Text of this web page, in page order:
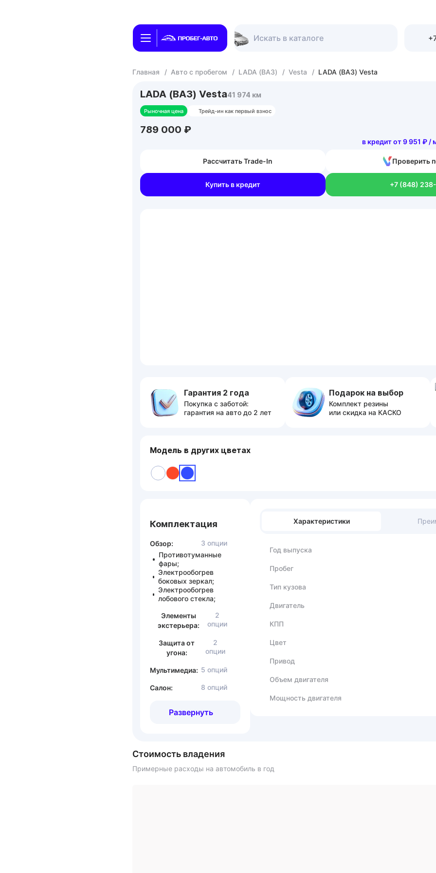
Главная / Авто с пробегом / LADA (ВАЗ) / Vesta / LADA (ВАЗ) Vesta
LADA (ВАЗ) Vesta41 974 км
Рыночная цена Трейд-ин как первый взнос
789 000 ₽
в кредит от 9 951 ₽ /
Рассчитать Trade-In Проверить
Купить в кредит +7 (848)
Гарантия 2 года
Покупка с заботой:
гарантия на авто до 2 лет
Подарок на выбор
Комплект резины
или скидка на КАСКО
Модель в других цветах
Комплектация
Обзор:
3 опции
Противотуманные
фары;
Электрообогрев
боковых зеркал;
Электрообогрев
лобового стекла;
Элементы
экстерьера:
2
опции
Защита от
угона:
2
опции
Мультимедиа: 5 опций
Салон: 8 опций
Развернуть
Характеристики
Год выпуска
Пробег
Тип кузова
Двигатель
КПП
Цвет
Привод
Объем двигателя
Мощность двигателя
Стоимость владения
Примерные расходы на автомобиль в год